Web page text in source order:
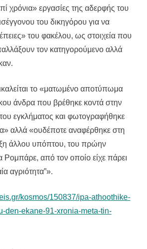
χρόνια» εργασίες της αδερφής του
του δικηγόρου για να
του φακέλου, ως στοιχεία που
τον κατηγορούμενο αλλά
το «ματωμένο αποτύπωμα
άνδρα που βρέθηκε κοντά στην
εγκλήματος και φωτογραφήθηκε
αλλά «ουδέποτε αναφέρθηκε στη
άλλου υπόπτου, του πρώην
Ρομπάρε, από τον οποίο είχε πάρει
αγριότητα”».
kosmos/150837/ipa-athoothike-
den-ekane-91-xronia-meta-tin-